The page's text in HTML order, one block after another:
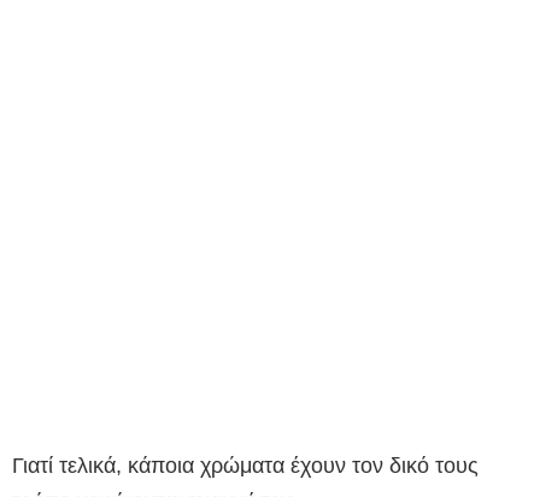
Γιατί τελικά, κάποια χρώματα έχουν τον δικό τους